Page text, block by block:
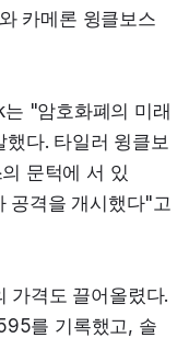
카메론 윙클보스
"암호화폐의 미래
다. 타일러 윙클보
문턱에 서 있
공격을 개시했다"고
가격도 끌어올렸다.
를 기록했고, 솔